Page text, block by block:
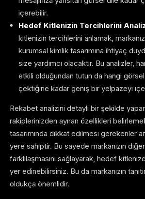
içerebilir.
Hedef Kitlenizin Tercihlerini
kitlenizin tercihlerini anlamak,
kurumsal kimlik tasarımına ihtiyaç
size yardımcı olacaktır. Bu analizler,
etkili olduğundan tutun da hangi
çektiğine kadar geniş bir yelpazeyi
Rekabet analizini detaylı bir şekilde
rakiplerinizden ayıran özellikleri
tasarımında dikkat edilmesi gerekenler
yere sahiptir. Bu sayede markanızın
farklılaşmasını sağlayarak, hedef
yer edinebilirsiniz. Bu da markanızın
oldukça önemlidir.